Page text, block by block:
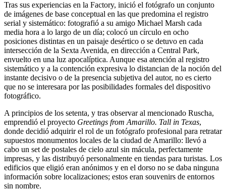
Tras sus experiencias en la Factory, inició el fotógrafo un conjunto
de imágenes de base conceptual en las que predomina el registro
serial y sistemático: fotografió a su amigo Michael Marsh cada
media hora a lo largo de un día; colocó un círculo en ocho
posiciones distintas en un paisaje desértico o se detuvo en cada
intersección de la Sexta Avenida, en dirección a Central Park,
envuelto en una luz apocalíptica. Aunque esa atención al registro
sistemático y a la contención expresiva lo distancian de la noción del
instante decisivo o de la presencia subjetiva del autor, no es cierto
que no se interesara por las posibilidades formales del dispositivo
fotográfico.
A principios de los setenta, y tras observar al mencionado Ruscha,
emprendió el proyecto Greetings from Amarillo. Tall in Texas,
donde decidió adquirir el rol de un fotógrafo profesional para retratar
supuestos monumentos locales de la ciudad de Amarillo: llevó a
cabo un set de postales de cielo azul sin mácula, perfectamente
impresas, y las distribuyó personalmente en tiendas para turistas. Los
edificios que eligió eran anónimos y en el dorso no se daba ninguna
información sobre localizaciones; estos eran souvenirs de entornos
sin nombre.